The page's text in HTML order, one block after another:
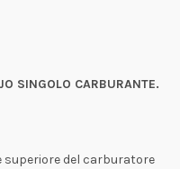
SINGOLO CARBURANTE.
del carburatore